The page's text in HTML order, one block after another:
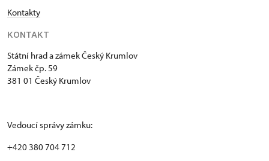
Kontakty
KONTAKT
Státní hrad a zámek Český Krumlov
Zámek čp. 59
381 01 Český Krumlov
Vedoucí správy zámku:
+420 380 704 712